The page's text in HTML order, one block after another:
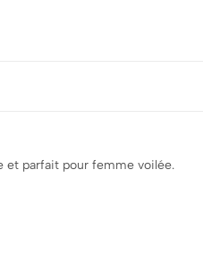
et parfait pour femme voilée.